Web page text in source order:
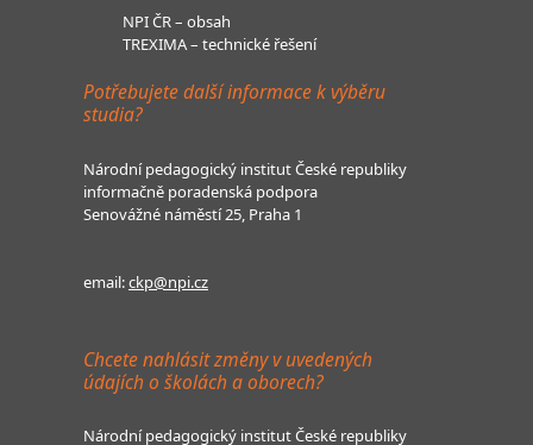
NPI ČR – obsah
TREXIMA – technické řešení
Potřebujete další informace k výběru
studia?
Národní pedagogický institut České republiky
informačně poradenská podpora
Senovážné náměstí 25, Praha 1
email:ckp@npi.cz
Chcete nahlásit změny v uvedených
údajích o školách a oborech?
Národní pedagogický institut České republiky